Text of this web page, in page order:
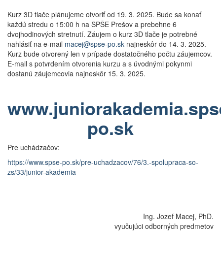
Kurz 3D tlače plánujeme otvoriť od 19. 3. 2025. Bude sa konať
každú stredu o 15:00 h na SPŠE Prešov a prebehne 6
dvojhodinových stretnutí. Záujem o kurz 3D tlače je potrebné
nahlásiť na e-mail macej@spse-po.sk najneskôr do 14. 3. 2025.
Kurz bude otvorený len v prípade dostatočného počtu záujemcov.
E-mail s potvrdením otvorenia kurzu a s úvodnými pokynmi
dostanú záujemcovia najneskôr 15. 3. 2025.
po.sk
Pre uchádzačov:
https://www.spse-po.sk/pre-uchadzacov/76/3.-spolupraca-so-
zs/33/junior-akademia
Ing. Jozef Macej, PhD.
vyučujúci odborných predmetov